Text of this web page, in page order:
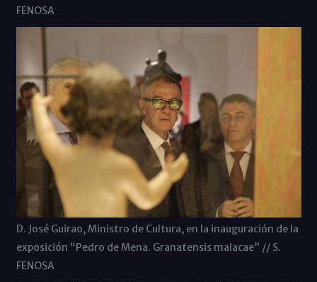
FENOSA
D. José Guirao, Ministro de Cultura, en la inauguración de la
exposición “Pedro de Mena. Granatensis malacae” // S.
FENOSA